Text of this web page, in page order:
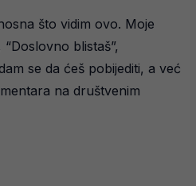
što vidim ovo. Moje
blistaš”,
se da ćeš pobijediti, a već
na društvenim